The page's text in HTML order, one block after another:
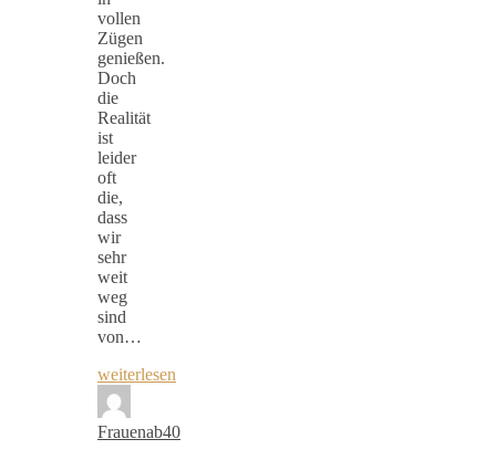
vollen
Zügen
genießen.
Doch
die
Realität
ist
leider
oft
die,
dass
wir
sehr
weit
weg
sind
von…
weiterlesen
Frauenab40